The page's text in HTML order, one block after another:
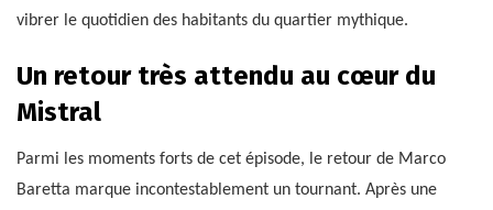
vibrer le quotidien des habitants du quartier mythique.
Un retour très attendu au cœur du
Mistral
Parmi les moments forts de cet épisode, le retour de Marco
Baretta marque incontestablement un tournant. Après une